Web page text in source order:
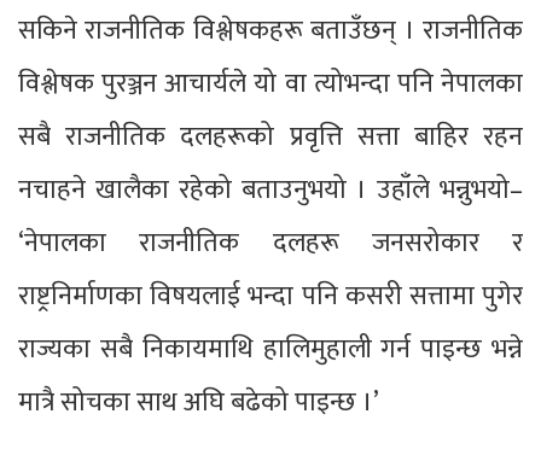
सकिने राजनीतिक विश्लेषकहरू बताउँछन् । राजनीतिक
विश्लेषक पुरञ्जन आचार्यले यो वा त्योभन्दा पनि नेपालका
सबै राजनीतिक दलहरूको प्रवृत्ति सत्ता बाहिर रहन
नचाहने खालैका रहेको बताउनुभयो । उहाँले भन्नुभयो–
‘नेपालका राजनीतिक दलहरू जनसरोकार र
राष्ट्रनिर्माणका विषयलाई भन्दा पनि कसरी सत्तामा पुगेर
राज्यका सबै निकायमाथि हालिमुहाली गर्न पाइन्छ भन्ने
मात्रै सोचका साथ अघि बढेको पाइन्छ ।’